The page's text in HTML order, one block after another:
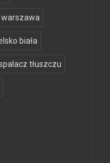
biała
tłuszczu